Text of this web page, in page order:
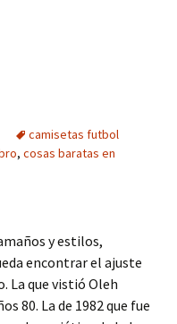
camisetas futbol
, cosas baratas en
y estilos,
encontrar el ajuste
La que vistió Oleh
80. La de 1982 que fue